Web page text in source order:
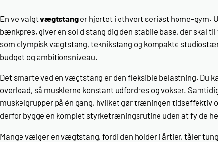
En velvalgtvægtstang er hjertet i ethvert seriøst home-gym.
bænkpres, giver en solid stang dig den stabile base, der skal
som olympisk vægtstang, teknikstang og kompakte
budget og ambitionsniveau.
Det smarte ved en vægtstang er den fleksible belastning. Du
overload, så musklerne konstant udfordres og vokser.
muskelgrupper på én gang, hvilket gør træningen
derfor bygge en komplet styrketræningsrutine uden at fylde
Mange vælger en vægtstang, fordi den holder i årtier, tåler